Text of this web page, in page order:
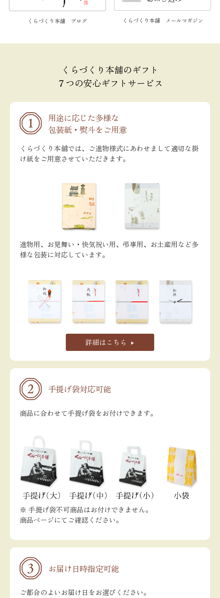
くらづくり本舗 ブログ くらづくり本舗 メールマガジン
くらづくり本舗のギフト
７つの安心ギフトサービス
用途に応じた多様な
包装紙・熨斗をご用意
くらづくり本舗では、ご進物様式にあわせまして適切な掛
け紙をご用意させていただきます。
進物用、お見舞い・快気祝い用、弔事用、お土産用など多
様な包装に対応しています。
詳細はこちら
手提げ袋対応可能
商品に合わせて手提げ袋をお付けできます。
※ 手提げ袋不可商品はお付けできません。
商品ページにてご確認ください。
お届け日時指定可能
ご都合のよいお届け日をお選びください。